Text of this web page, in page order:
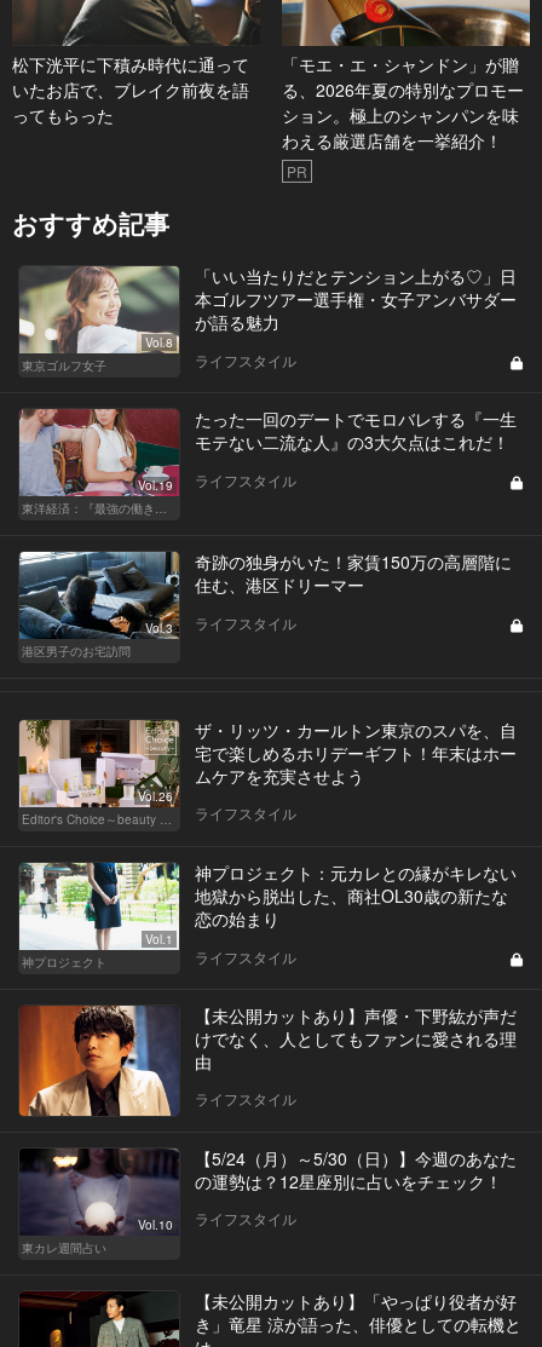
松下洸平に下積み時代に通って
いたお店で、ブレイク前夜を語
ってもらった
「モエ・エ・シャンドン」が贈
る、2026年夏の特別なプロモー
ション。極上のシャンパンを味
わえる厳選店舗を一挙紹介！
PR
おすすめ記事
Vol.8
東京ゴルフ女子
「いい当たりだとテンション上がる♡」日
本ゴルフツアー選手権・女子アンバサダー
が語る魅力
ライフスタイル
Vol.19
たった一回のデートでモロバレする『一生
モテない二流な人』の3大欠点はこれだ！
ライフスタイル
Vol.3
港区男子のお宅訪問
奇跡の独身がいた！家賃150万の高層階に
住む、港区ドリーマー
ライフスタイル
Vol.26
ザ・リッツ・カールトン東京のスパを、自
宅で楽しめるホリデーギフト！年末はホー
ムケアを充実させよう
ライフスタイル
Vol.1
神プロジェクト
神プロジェクト：元カレとの縁がキレない
地獄から脱出した、商社OL30歳の新たな
恋の始まり
ライフスタイル
【未公開カットあり】声優・下野紘が声だ
けでなく、人としてもファンに愛される理
由
ライフスタイル
Vol.10
東カレ週間占い
【5/24（月）～5/30（日）】今週のあなた
の運勢は？12星座別に占いをチェック！
ライフスタイル
【未公開カットあり】「やっぱり役者が好
き」竜星 涼が語った、俳優としての転機と